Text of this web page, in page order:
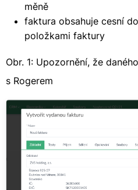
měně
faktura obsahuje cesní
položkami faktury
Obr. 1: Upozornění, že
s Rogerem